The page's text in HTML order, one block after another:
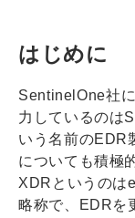
はじめに
SentinelOne社
力しているのは
いう名前のEDR
についても積極
XDRというのは
略称で、EDRを